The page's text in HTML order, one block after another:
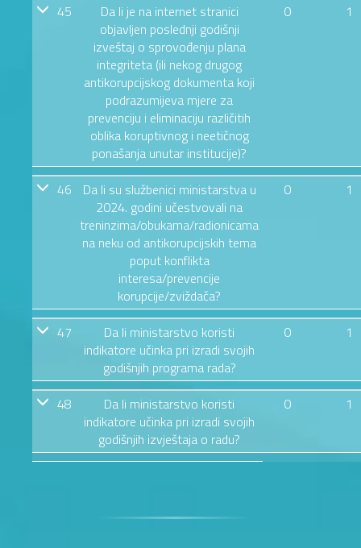
45
Da li je na internet stranici
objavljen poslednji godišnji
izveštaj o sprovođenju plana
integriteta (ili nekog drugog
antikorupcijskog dokumenta koji
podrazumijeva mjere za
prevenciju i eliminaciju različitih
oblika koruptivnog i neetičnog
ponašanja unutar institucije)?
0 1
46
Da li su službenici ministarstva u
2024. godini učestvovali na
treninzima/obukama/radionicama
na neku od antikorupcijskih tema
poput konflikta
interesa/prevencije
korupcije/zviždača?
0 1
47
Da li ministarstvo koristi
indikatore učinka pri izradi svojih
godišnjih programa rada?
0 1
48
Da li ministarstvo koristi
indikatore učinka pri izradi svojih
godišnjih izvještaja o radu?
0 1